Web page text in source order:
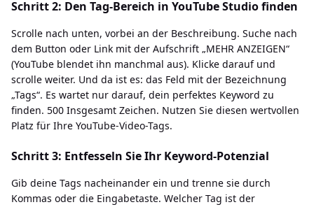
Schritt 2: Den Tag-Bereich in YouTube Studio finden
Scrolle nach unten, vorbei an der Beschreibung. Suche nach
dem Button oder Link mit der Aufschrift „MEHR ANZEIGEN“
(YouTube blendet ihn manchmal aus). Klicke darauf und
scrolle weiter. Und da ist es: das Feld mit der Bezeichnung
„Tags“. Es wartet nur darauf, dein perfektes Keyword zu
finden. 500 Insgesamt Zeichen. Nutzen Sie diesen wertvollen
Platz für Ihre YouTube-Video-Tags.
Schritt 3: Entfesseln Sie Ihr Keyword-Potenzial
Gib deine Tags nacheinander ein und trenne sie durch
Kommas oder die Eingabetaste. Welcher Tag ist der